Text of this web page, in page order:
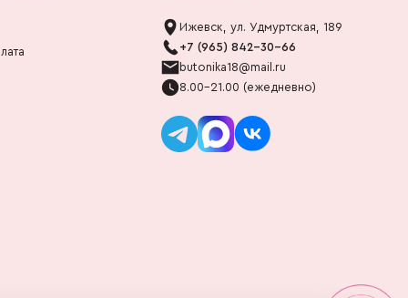
Ижевск, ул. Удмуртская, 189
+7 (965) 842-30-66
butonika18@mail.ru
8.00-21.00 (ежедневно)